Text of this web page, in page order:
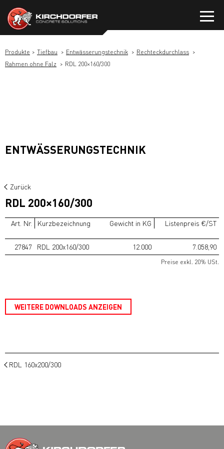
Inhalt
springen
Produkte Tiefbau Entwässerungstechnik
Rechteckdurchlass
Rahmen ohne Falz
RDL 200×160/300
ENTWÄSSERUNGSTECHNIK
Zurück
RDL 200×160/300
Art. Nr. Kurzbezeichnung Gewicht in KG Listenpreis €/ST
27847 RDL 200x160/300 12.000 7.058,90
Preise exkl. 20% USt.
WEITERE DOWNLOADS ANZEIGEN
RDL 160x200/300